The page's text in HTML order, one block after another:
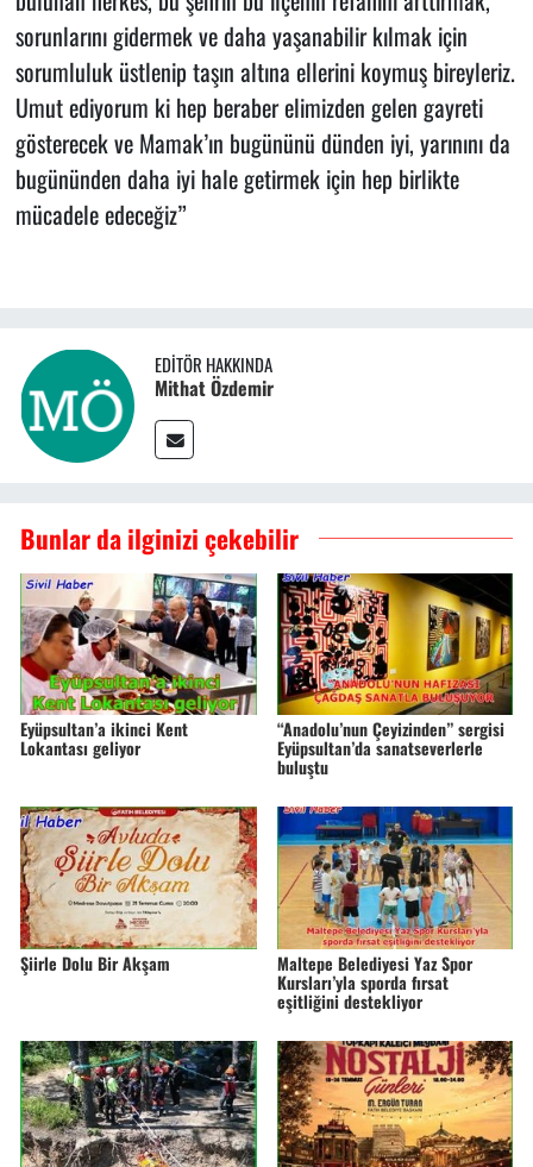
sorunlarını gidermek ve daha yaşanabilir kılmak için
sorumluluk üstlenip taşın altına ellerini koymuş bireyleriz.
Umut ediyorum ki hep beraber elimizden gelen gayreti
gösterecek ve Mamak’ın bugününü dünden iyi, yarınını da
bugününden daha iyi hale getirmek için hep birlikte
mücadele edeceğiz”
EDITÖR HAKKINDA
Mithat Özdemir
Bunlar da ilginizi çekebilir
Eyüpsultan’a ikinci Kent
Lokantası geliyor
“Anadolu’nun Çeyizinden” sergisi
Eyüpsultan’da sanatseverlerle
buluştu
Şiirle Dolu Bir Akşam Maltepe Belediyesi Yaz Spor
Kursları’yla sporda fırsat
eşitliğini destekliyor